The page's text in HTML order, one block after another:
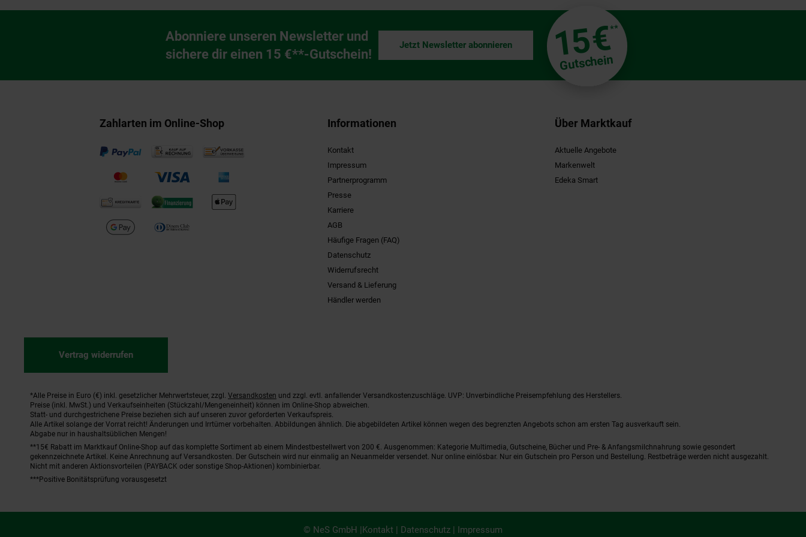
Newsletter Anmeldung
Abonniere unseren Newsletter und
sichere dir einen 15 €**-Gutschein!
15€**
Gutschein
Jetzt Newsletter abonnieren
Zahlarten im Online-Shop Informationen
Kontakt
Impressum
Partnerprogramm
Presse
Karriere
AGB
Häufige Fragen (FAQ)
Datenschutz
Widerrufsrecht
Versand & Lieferung
Händler werden
Über Marktkauf
Aktuelle Angebote
Markenwelt
Edeka Smart
Vertrag widerrufen
Fußnoten
*Alle Preise in Euro (€) inkl. gesetzlicher Mehrwertsteuer, zzgl. Versandkosten und zzgl. evtl. anfallender Versandkostenzuschläge. UVP: Unverbindliche Preisempfehlung des Herstellers.
Preise (inkl. MwSt.) und Verkaufseinheiten (Stückzahl/Mengeneinheit) können im Online-Shop abweichen.
Statt- und durchgestrichene Preise beziehen sich auf unseren zuvor geforderten Verkaufspreis.
Alle Artikel solange der Vorrat reicht! Änderungen und Irrtümer vorbehalten. Abbildungen ähnlich. Die abgebildeten Artikel können wegen des begrenzten Angebots schon am ersten Tag ausverkauft sein.
Abgabe nur in haushaltsüblichen Mengen!
**15€ Rabatt im Marktkauf Online-Shop auf das komplette Sortiment ab einem Mindestbestellwert von 200 €. Ausgenommen: Kategorie Multimedia, Gutscheine, Bücher und Pre- & Anfangsmilchnahrung sowie gesondert
gekennzeichnete Artikel. Keine Anrechnung auf Versandkosten. Der Gutschein wird nur einmalig an Neuanmelder versendet. Nur online einlösbar. Nur ein Gutschein pro Person und Bestellung. Restbeträge werden nicht ausgezahlt.
Nicht mit anderen Aktionsvorteilen (PAYBACK oder sonstige Shop-Aktionen) kombinierbar.
***Positive Bonitätsprüfung vorausgesetzt
© NeS GmbH |Kontakt | Datenschutz | Impressum